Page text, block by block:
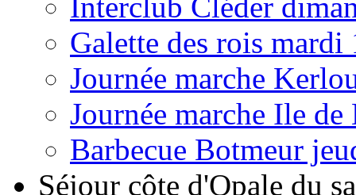
Galette des rois
Journée marche
Journée marche Ile
Barbecue Botmeur
Séjour côte d'Opale du